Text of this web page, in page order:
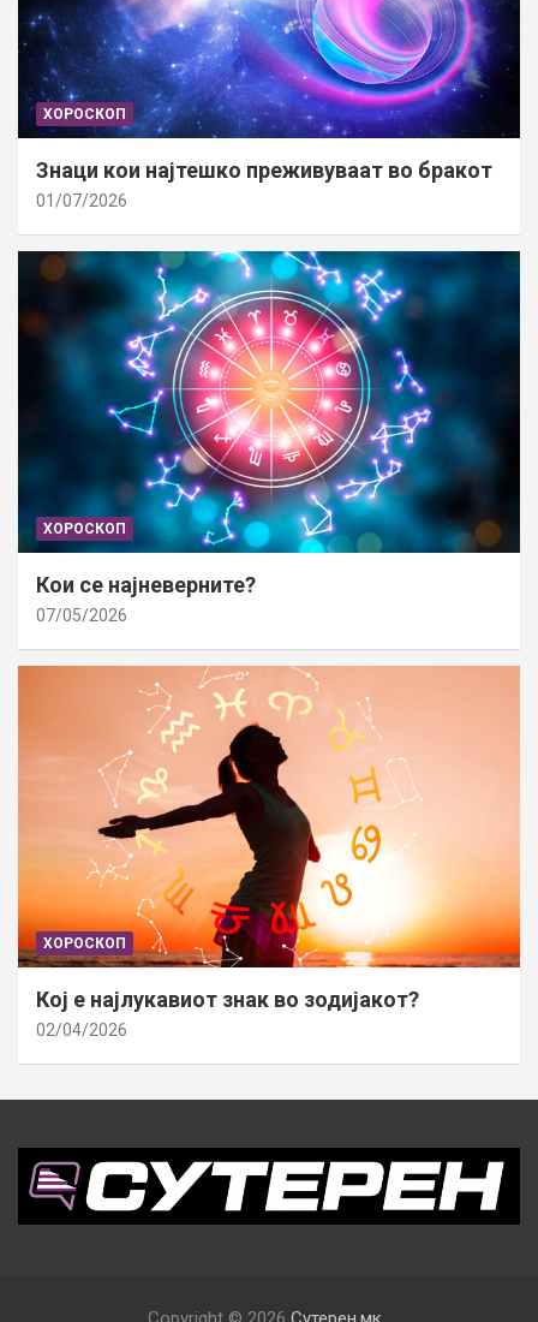
ХОРОСКОП
Знаци кои најтешко преживуваат во бракот
01/07/2026
ХОРОСКОП
Кои се најневерните?
07/05/2026
ХОРОСКОП
Кој е најлукавиот знак во зодијакот?
02/04/2026